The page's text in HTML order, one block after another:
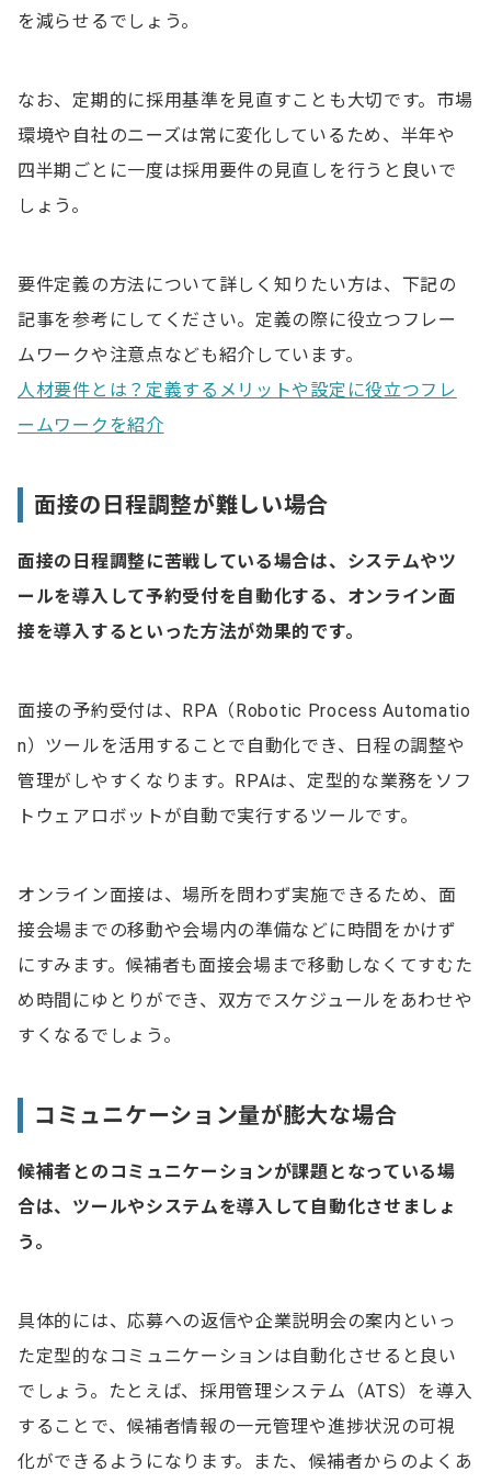
を減らせるでしょう。
なお、定期的に採用基準を見直すことも大切です。市場
環境や自社のニーズは常に変化しているため、半年や
四半期ごとに一度は採用要件の見直しを行うと良いで
しょう。
要件定義の方法について詳しく知りたい方は、下記の
記事を参考にしてください。定義の際に役立つフレー
ムワークや注意点なども紹介しています。
人材要件とは？定義するメリットや設定に役立つフレ
ームワークを紹介
面接の日程調整が難しい場合
面接の日程調整に苦戦している場合は、システムやツ
ールを導入して予約受付を自動化する、オンライン面
接を導入するといった方法が効果的です。
面接の予約受付は、RPA（Robotic Process Automatio
n）ツールを活用することで自動化でき、日程の調整や
管理がしやすくなります。RPAは、定型的な業務をソフ
トウェアロボットが自動で実行するツールです。
オンライン面接は、場所を問わず実施できるため、面
接会場までの移動や会場内の準備などに時間をかけず
にすみます。候補者も面接会場まで移動しなくてすむた
め時間にゆとりができ、双方でスケジュールをあわせや
すくなるでしょう。
コミュニケーション量が膨大な場合
候補者とのコミュニケーションが課題となっている場
合は、ツールやシステムを導入して自動化させましょ
う。
具体的には、応募への返信や企業説明会の案内といっ
た定型的なコミュニケーションは自動化させると良い
でしょう。たとえば、採用管理システム（ATS）を導入
することで、候補者情報の一元管理や進捗状況の可視
化ができるようになります。また、候補者からのよくあ